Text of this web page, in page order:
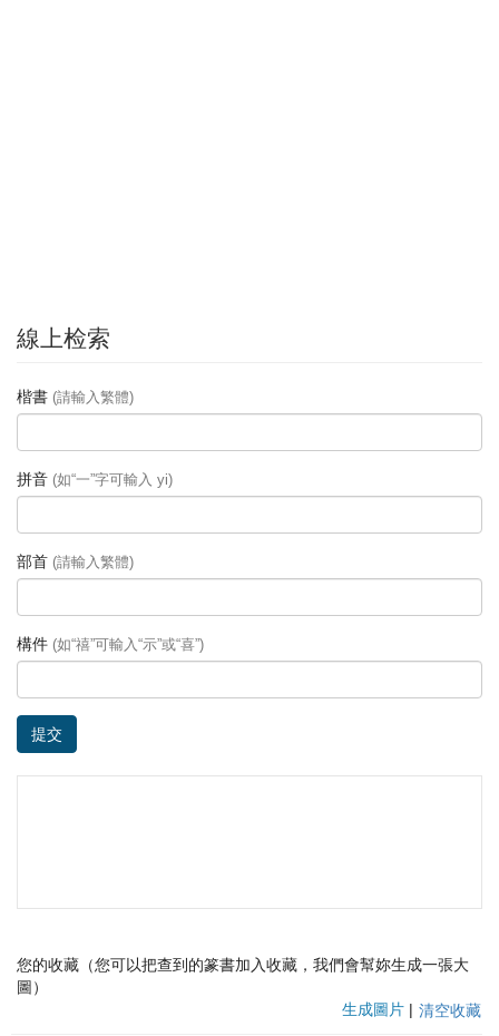
線上检索
楷書 (請輸入繁體)
拼音 (如“一”字可輸入 yi)
部首 (請輸入繁體)
構件 (如“禧”可輸入“示”或“喜”)
提交
您的收藏（您可以把查到的篆書加入收藏，我們會幫妳生成一張大
圖）
生成圖片 | 清空收藏